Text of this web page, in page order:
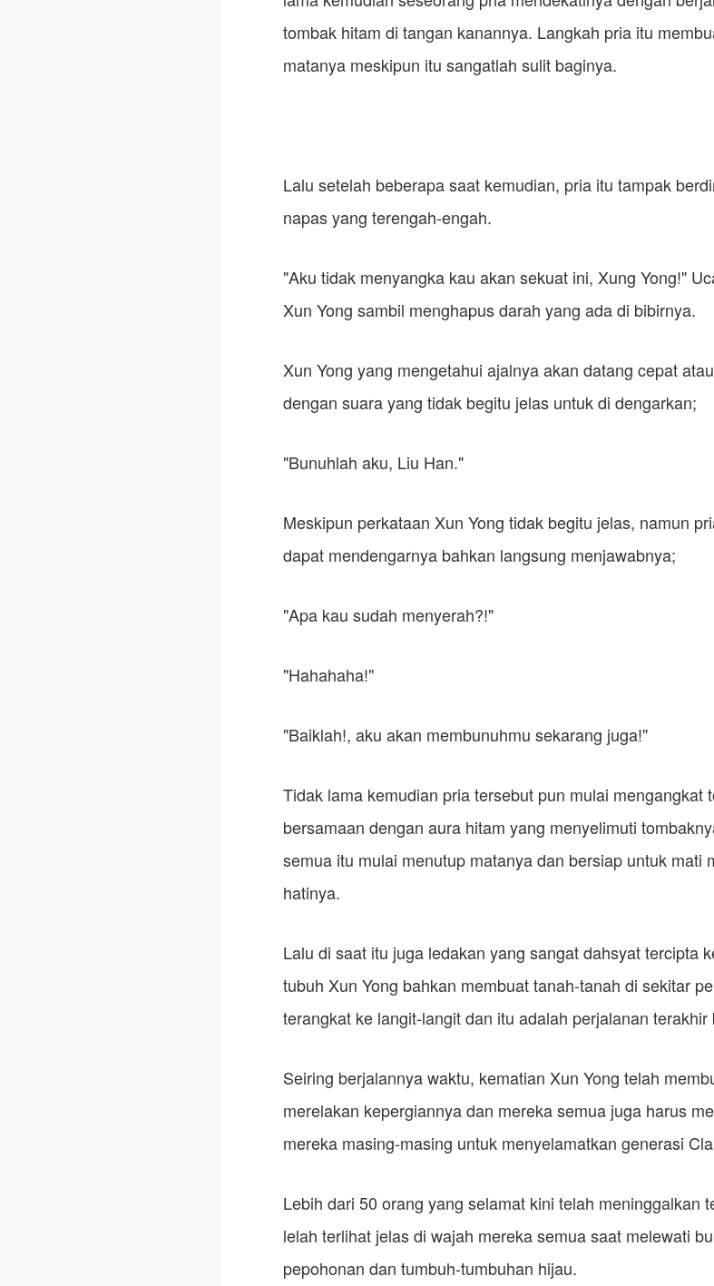
tombak hitam di tangan kanannya. Langkah pria itu
matanya meskipun itu sangatlah sulit baginya.
Lalu setelah beberapa saat kemudian, pria itu tampak
napas yang terengah-engah.
"Aku tidak menyangka kau akan sekuat ini, Xung Yong!"
Xun Yong sambil menghapus darah yang ada di bibirnya.
Xun Yong yang mengetahui ajalnya akan datang cepat
dengan suara yang tidak begitu jelas untuk di dengarkan;
"Bunuhlah aku, Liu Han."
Meskipun perkataan Xun Yong tidak begitu jelas, namun
dapat mendengarnya bahkan langsung menjawabnya;
"Apa kau sudah menyerah?!"
"Hahahaha!"
"Baiklah!, aku akan membunuhmu sekarang juga!"
Tidak lama kemudian pria tersebut pun mulai mengangkat
bersamaan dengan aura hitam yang menyelimuti
semua itu mulai menutup matanya dan bersiap untuk mati
hatinya.
Lalu di saat itu juga ledakan yang sangat dahsyat tercipta
tubuh Xun Yong bahkan membuat tanah-tanah di sekitar
terangkat ke langit-langit dan itu adalah perjalanan terakhir
Seiring berjalannya waktu, kematian Xun Yong telah
merelakan kepergiannya dan mereka semua juga harus
mereka masing-masing untuk menyelamatkan generasi
Lebih dari 50 orang yang selamat kini telah meninggalkan
lelah terlihat jelas di wajah mereka semua saat melewati
pepohonan dan tumbuh-tumbuhan hijau.